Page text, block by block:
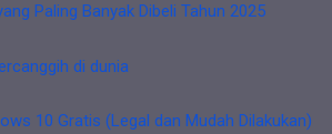
Paling Banyak Dibeli Tahun 2025
di dunia
10 Gratis (Legal dan Mudah Dilakukan)